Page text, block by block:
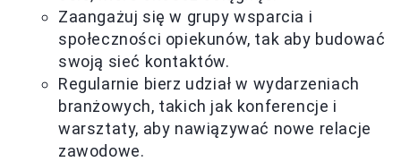
Zaangażuj się w grupy wsparcia i
społeczności opiekunów, tak aby budować
swoją sieć kontaktów.
Regularnie bierz udział w wydarzeniach
branżowych, takich jak konferencje i
warsztaty, aby nawiązywać nowe relacje
zawodowe.